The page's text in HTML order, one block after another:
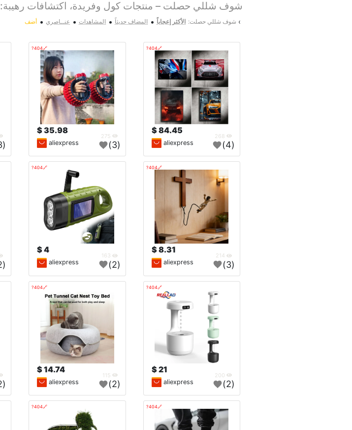
شوف شللي حصلت – منتجات كول وفريدة، اكتشافات رهيبة:
› شوف شللي حصلت: الأكثر إعجاباً • المضاف حديثاً • المشاهدات • عنــاصري • أضف
🔗404?
84.45 $
aliexpress (4)
🔗404?
35.98 $
aliexpress (3)
(3)
🔗404?
8.31 $
aliexpress (3)
🔗404?
4 $
aliexpress (2)
(2)
🔗404?
21 $
aliexpress (2)
🔗404?
14.74 $
aliexpress (2)
(2)
🔗404?
🔗404?